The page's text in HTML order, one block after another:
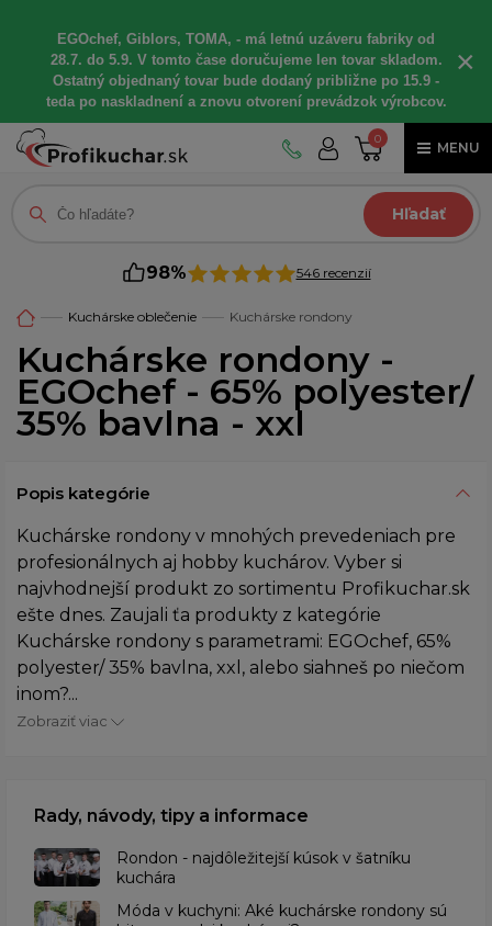
EGOchef, Giblors, TOMA, - má letnú uzáveru fabriky od
28.7. do 5.9. V tomto čase doručujeme len tovar skladom.
Ostatný objednaný tovar bude dodaný približne po 15.9 -
teda po naskladnení a znovu otvorení prevádzok výrobcov.
×
0
MENU
Hľadať
98% 546 recenzií
Kuchárske oblečenie Kuchárske rondony
Kuchárske rondony -
EGOchef - 65% polyester/
35% bavlna - xxl
Popis kategórie
Kuchárske rondony v mnohých prevedeniach pre
profesionálnych aj hobby kuchárov. Vyber si
najvhodnejší produkt zo sortimentu Profikuchar.sk
ešte dnes. Zaujali ťa produkty z kategórie
Kuchárske rondony s parametrami: EGOchef, 65%
polyester/ 35% bavlna, xxl, alebo siahneš po niečom
inom?...
Zobraziť viac
Rady, návody, tipy a informace
Rondon - najdôležitejší kúsok v šatníku
kuchára
​Móda v kuchyni: Aké kuchárske rondony sú